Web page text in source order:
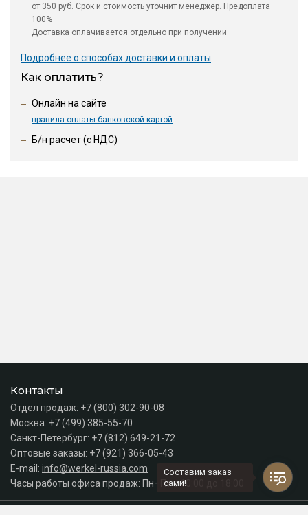
от 350 руб. Срок и стоимость уточнит менеджер. Предоплата
100%
Доставка оплачивается отдельно при получении
Подробнее о способах доставки и оплаты
Как оплатить?
Онлайн на сайте
правила оплаты банковской картой
Б/н расчет (c НДС)
Контакты
Отдел продаж: +7 (800) 302-90-08
Москва: +7 (499) 385-55-70
Санкт-Петербург: +7 (812) 649-21-72
Оптовые заказы: +7 (921) 366-05-43
E-mail: info@werkel-russia.com
Часы работы офиса продаж: Пн–Пт с 10:00 до 18:00
Составим заказ
сами!